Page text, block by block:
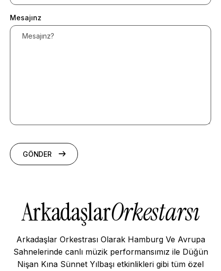
Mesajınz
GÖNDER
ArkadaşlarOrkestarsı
Arkadaşlar Orkestrası Olarak Hamburg Ve Avrupa
Sahnelerinde canlı müzik performansımız ile Düğün
Nişan Kına Sünnet Yılbaşı etkinlikleri gibi tüm özel